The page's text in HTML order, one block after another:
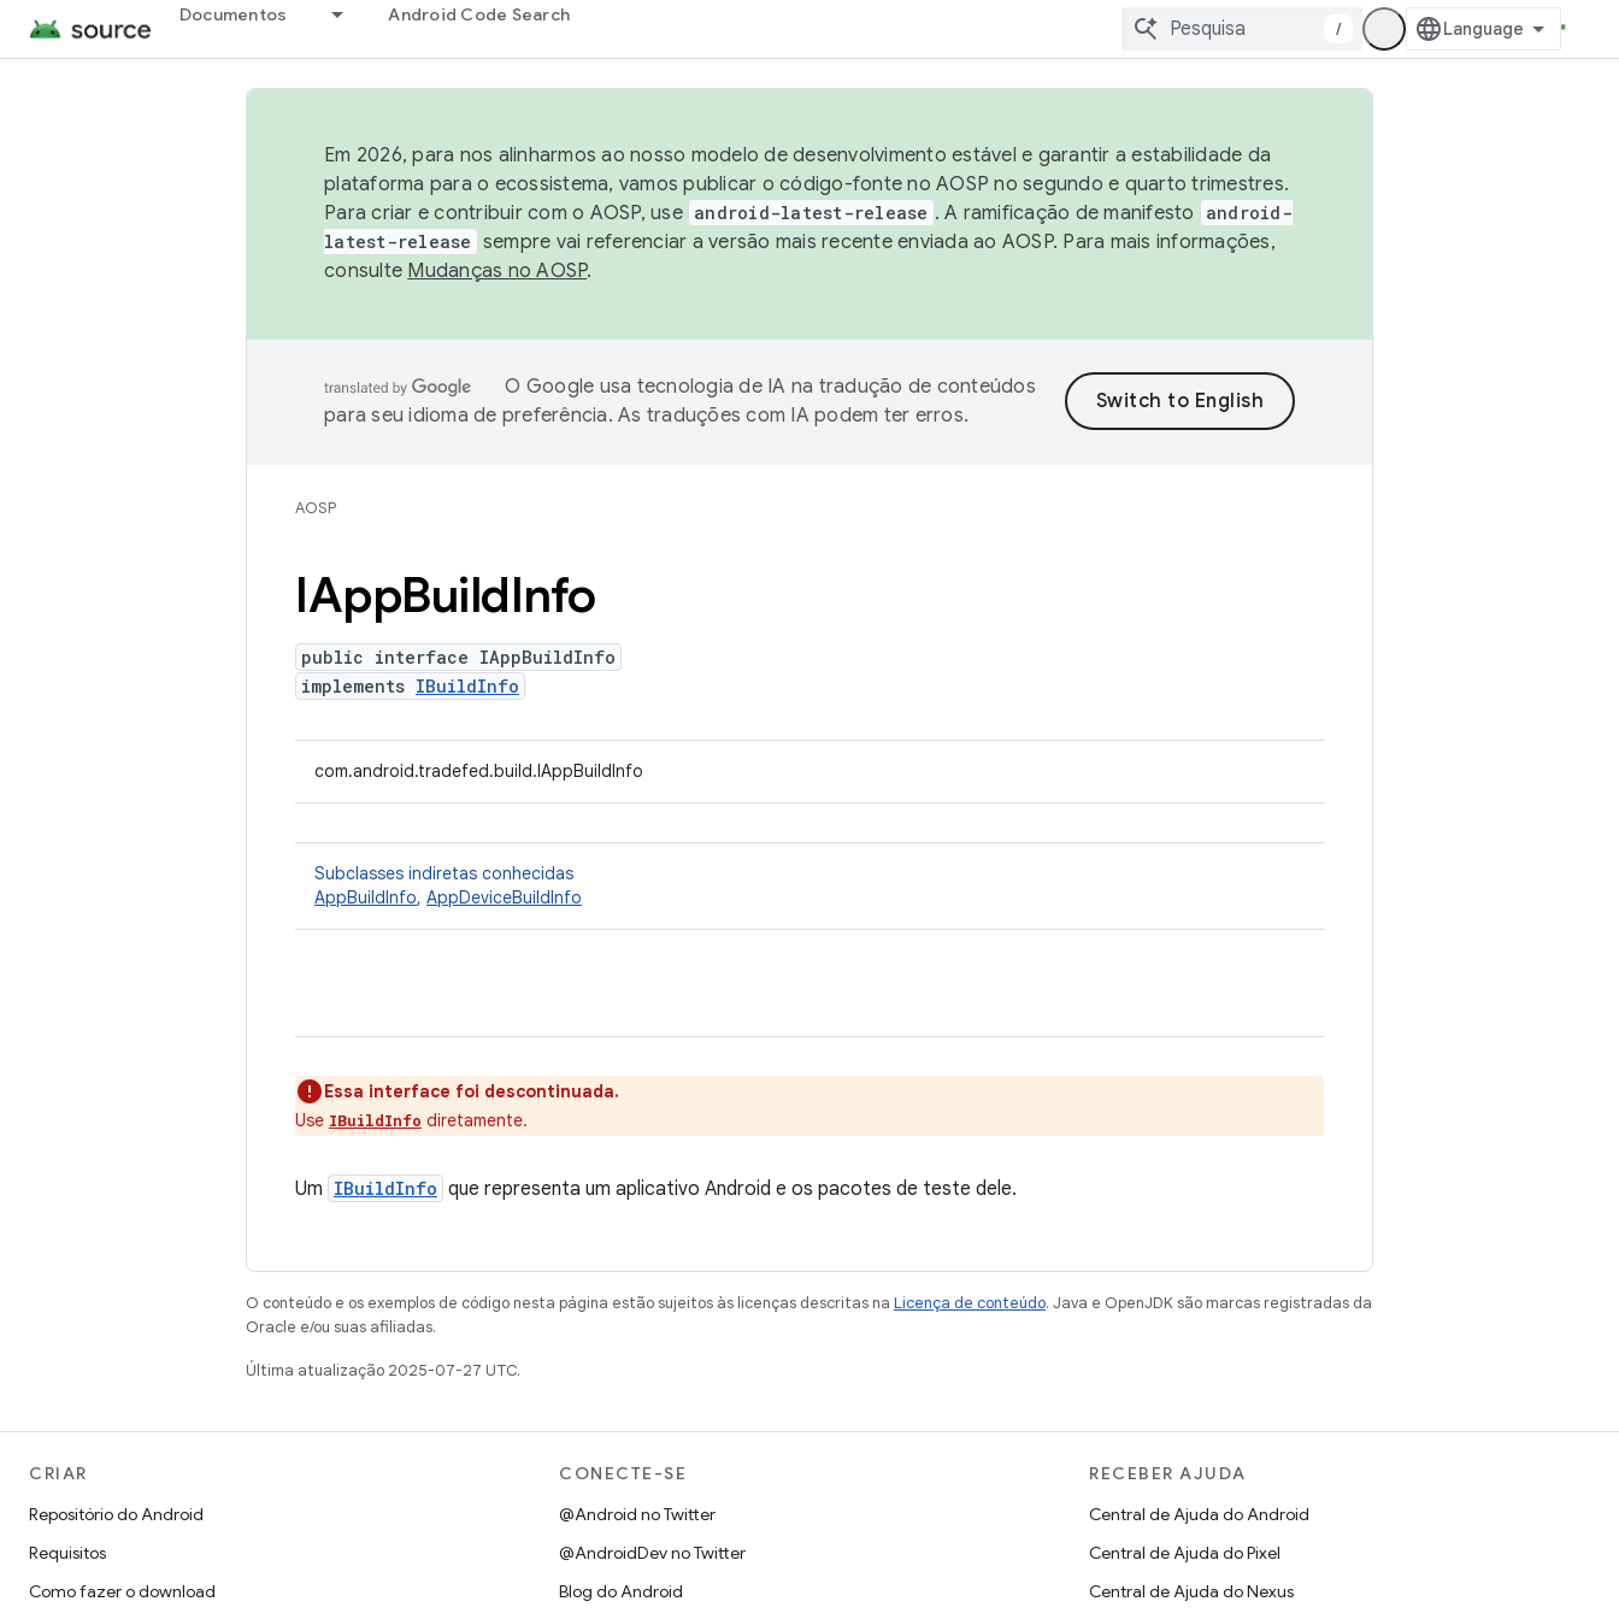
Documentos Android Code Search
/
Em 2026, para nos alinharmos ao nosso modelo de desenvolvimento estável e garantir a estabilidade da
plataforma para o ecossistema, vamos publicar o código-fonte no AOSP no segundo e quarto trimestres.
Para criar e contribuir com o AOSP, use android-latest-release . A ramificação de manifesto
android-
latest-release sempre vai referenciar a versão mais recente enviada ao AOSP. Para mais informações,
consulte Mudanças no AOSP.
O Google usa tecnologia de IA na tradução de conteúdos
para seu idioma de preferência. As traduções com IA podem ter erros.
AOSP
IAppBuildInfo
public interface IAppBuildInfo
implements IBuildInfo
com.android.tradefed.build.IAppBuildInfo
Subclasses indiretas conhecidas
AppBuildInfo, AppDeviceBuildInfo
Essa interface foi descontinuada.
Use IBuildInfo diretamente.
Um IBuildInfo que representa um aplicativo Android e os pacotes de teste dele.
O conteúdo e os exemplos de código nesta página estão sujeitos às licenças descritas na Licença de conteúdo. Java e OpenJDK são marcas registradas da
Oracle e/ou suas afiliadas.
Última atualização 2025-07-27 UTC.
CRIAR
Repositório do Android
Requisitos
Como fazer o download
CONECTE-SE
@Android no Twitter
@AndroidDev no Twitter
Blog do Android
RECEBER AJUDA
Central de Ajuda do Android
Central de Ajuda do Pixel
Central de Ajuda do Nexus